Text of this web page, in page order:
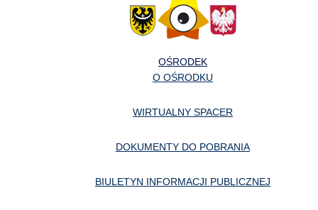
OŚRODEK
O OŚRODKU
WIRTUALNY SPACER
DOKUMENTY DO POBRANIA
BIULETYN INFORMACJI PUBLICZNEJ